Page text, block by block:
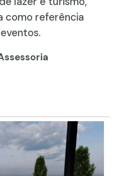
como referência